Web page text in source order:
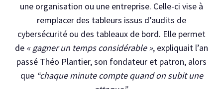
une organisation ou une entreprise. Celle-ci vise à
remplacer des tableurs issus d’audits de
cybersécurité ou des tableaux de bord. Elle permet
de « gagner un temps considérable », expliquait l’an
passé Théo Plantier, son fondateur et patron, alors
que “chaque minute compte quand on subit une